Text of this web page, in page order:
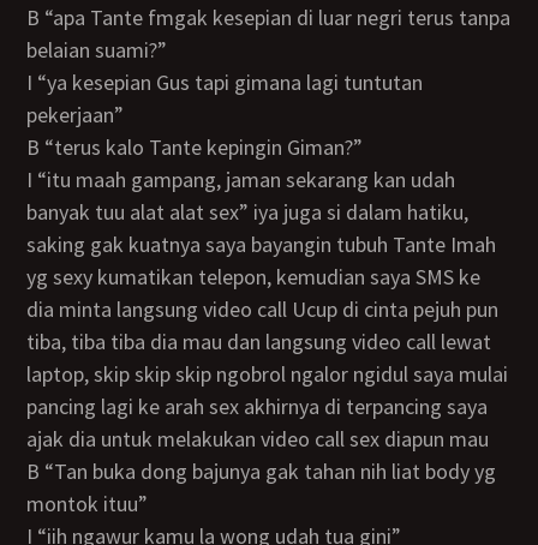
B “apa Tante fmgak kesepian di luar negri terus tanpa
belaian suami?”
I “ya kesepian Gus tapi gimana lagi tuntutan
pekerjaan”
B “terus kalo Tante kepingin Giman?”
I “itu maah gampang, jaman sekarang kan udah
banyak tuu alat alat sex” iya juga si dalam hatiku,
saking gak kuatnya saya bayangin tubuh Tante Imah
yg sexy kumatikan telepon, kemudian saya SMS ke
dia minta langsung video call Ucup di cinta pejuh pun
tiba, tiba tiba dia mau dan langsung video call lewat
laptop, skip skip skip ngobrol ngalor ngidul saya mulai
pancing lagi ke arah sex akhirnya di terpancing saya
ajak dia untuk melakukan video call sex diapun mau
B “Tan buka dong bajunya gak tahan nih liat body yg
montok ituu”
I “iih ngawur kamu la wong udah tua gini”